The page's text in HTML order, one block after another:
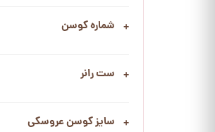
شماره کوسن
ست رانر
سایز کوسن عروسکی